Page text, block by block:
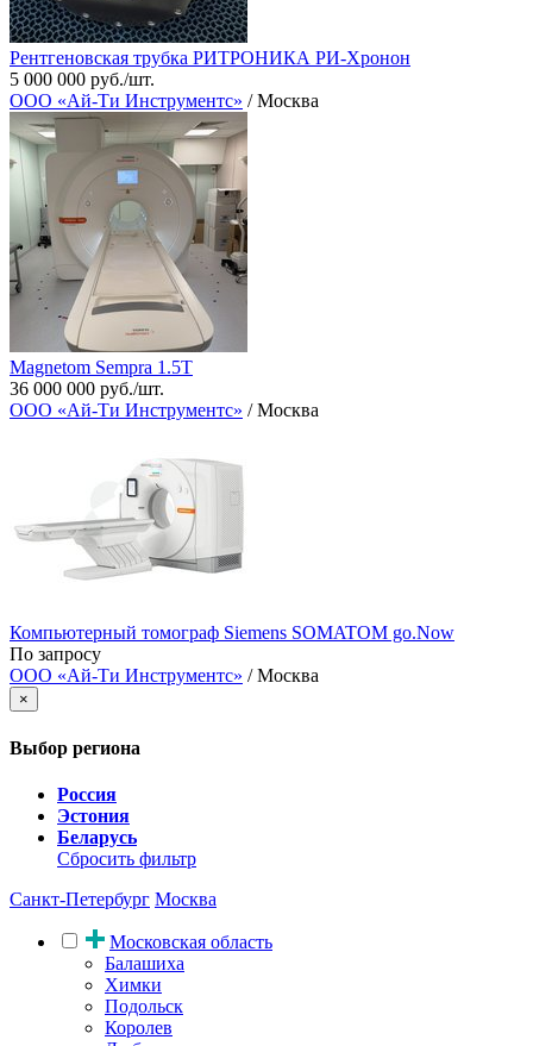
Рентгеновская трубка РИТРОНИКА РИ-Хронон
5 000 000 руб./шт.
ООО «Ай-Ти Инструментс» / Москва
Magnetom Sempra 1.5T
36 000 000 руб./шт.
ООО «Ай-Ти Инструментс» / Москва
Компьютерный томограф Siemens SOMATOM go.Now
По запросу
ООО «Ай-Ти Инструментс» / Москва
×
Выбор региона
Россия
Эстония
Беларусь
Сбросить фильтр
Санкт-Петербург Москва
Московская область
Балашиха
Химки
Подольск
Королев